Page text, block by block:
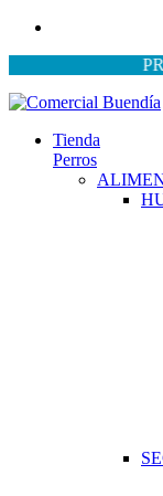
Tienda
Perros